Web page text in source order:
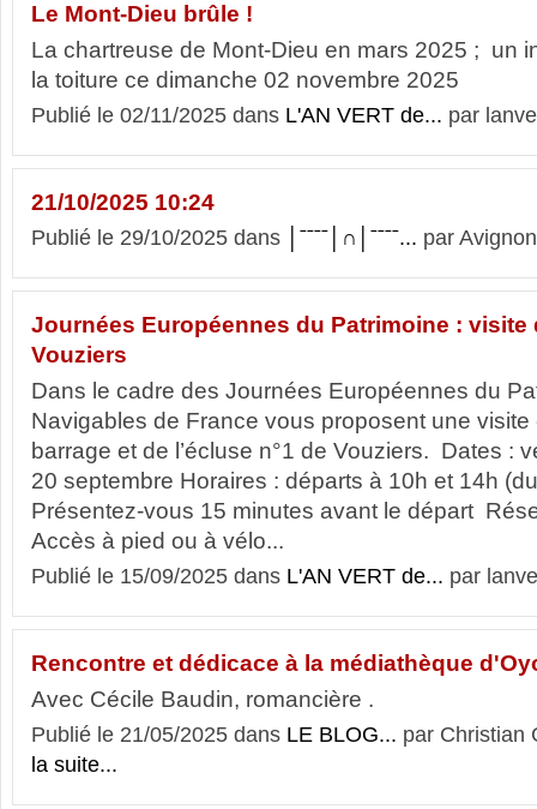
Le Mont-Dieu brûle !
La chartreuse de Mont-Dieu en mars 2025 ; un
la toiture ce dimanche 02 novembre 2025
Publié le 02/11/2025 dans L'AN VERT de... par
21/10/2025 10:24
Publié le 29/10/2025 dans │ˉˉˉˉ│∩│ˉˉˉˉ... par
Journées Européennes du Patrimoine : visite
Vouziers
Dans le cadre des Journées Européennes du
Navigables de France vous proposent une
barrage et de l’écluse n°1 de Vouziers. Dates :
20 septembre Horaires : départs à 10h et 14h
Présentez-vous 15 minutes avant le départ
Accès à pied ou à vélo...
Publié le 15/09/2025 dans L'AN VERT de... par
Rencontre et dédicace à la médiathèque
Avec Cécile Baudin, romancière .
Publié le 21/05/2025 dans LE BLOG... par Christian
la suite...